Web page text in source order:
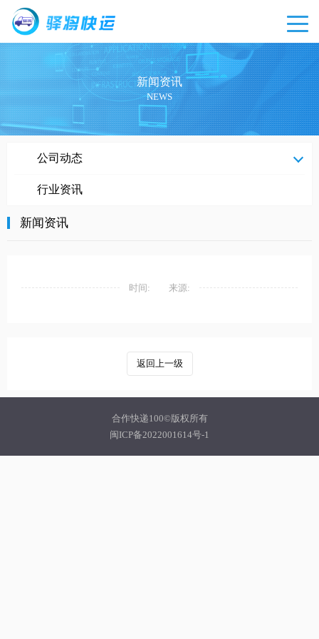
新闻资讯
NEWS
资讯
公司动态
行业资讯
新闻资讯
时间: 来源:
返回上一级
合作快递100©版权所有
闽ICP备2022001614号-1